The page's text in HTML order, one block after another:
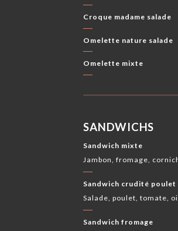
Croque madame salade
Omelette nature salade
Omelette mixte
SANDWICHS
Sandwich mixte
Jambon, fromage,
Sandwich crudité poulet
Salade, poulet, tomate,
Sandwich fromage